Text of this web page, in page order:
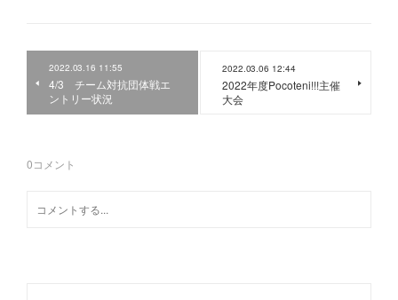
2022.03.16 11:55
4/3 チーム対抗団体戦エ
ントリー状況
2022.03.06 12:44
2022年度Pocoteni!!!主催
大会
0コメント